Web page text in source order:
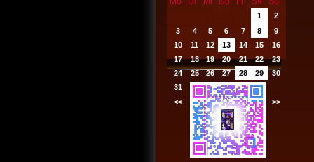
1
2
3
4 5 6 7 8
9
10
11 12 13 14 15
16
17
18 19 20 21 22
23
24
25 26 27 28 29
30
31
<<
2026 >>